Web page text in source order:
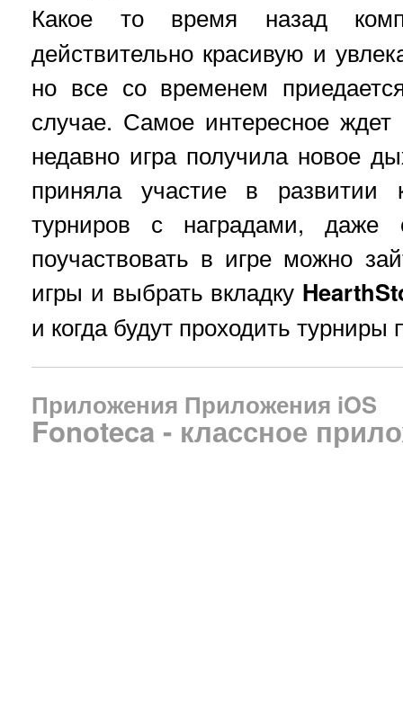
Какое то время назад
действительно красивую и
но все со временем
случае. Самое интересное
недавно игра получила новое
приняла участие в развитии
турниров с наградами,
поучаствовать в игре можно
игры и выбрать вкладку
и когда будут проходить турниры
Приложения Приложения iOS
Fonoteca - классное